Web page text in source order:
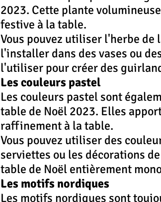
2023. Cette plante
festive à la table.
Vous pouvez utiliser l'herbe de
l'installer dans des vases ou
l'utiliser pour créer des
Les couleurs pastel
Les couleurs pastel sont
table de Noël 2023. Elles
raffinement à la table.
Vous pouvez utiliser des
serviettes ou les décorations
table de Noël entièrement
Les motifs nordiques
Les motifs nordiques sont